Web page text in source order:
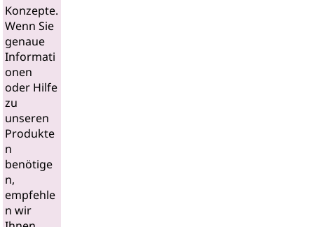
Konzepte.
Wenn Sie
genaue
Informati
onen
oder Hilfe
zu
unseren
Produkte
n
benötige
n,
empfehle
n wir